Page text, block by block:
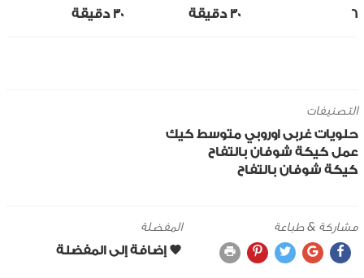
6
30 ‎دقيقة
30 ‎دقيقة
التصنيفات
حلويات غربى اوروبي متوسط كيك
عمل كيكة شوفان بالتفاح
كيكة شوفان بالتفاح
مشاركة & طباعة المفضلة